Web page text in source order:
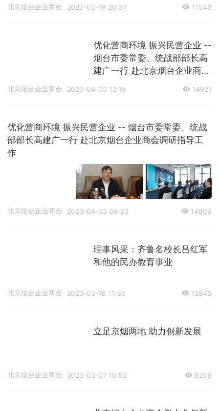
北京烟台企业商会 2023-05-19 20:37 11546
优化营商环境 振兴民营企业 --
烟台市委常委、统战部部长高
建广一行 赴北京烟台企业商会
北京烟台企业商会 2023-04-03 12:19 14921
优化营商环境 振兴民营企业 -- 烟台市委常委、统战
部部长高建广一行 赴北京烟台企业商会调研指导工
作
北京烟台企业商会 2023-04-03 09:33 14809
理事风采：齐鲁名校长吕红军
和他的民办教育事业
北京烟台企业商会 2023-03-16 11:30 12945
立足京烟两地 助力创新发展
北京烟台企业商会 2023-03-07 10:52 8259